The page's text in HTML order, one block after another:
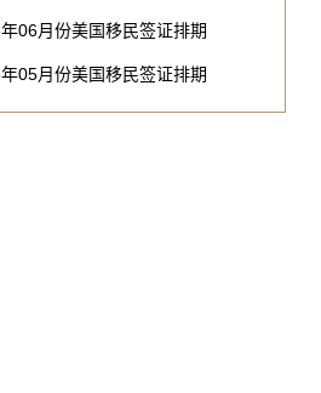
06月份美国移民签证排期
05月份美国移民签证排期